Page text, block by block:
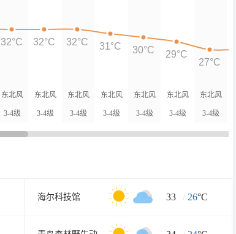
东北风
3-4级
东北风
3-4级
东北风
3-4级
东北风
3-4级
东北风
3-4级
东北风
3-4级
东北风
3-4级
32°C 32°C 32°C 31°C 30°C 29°C
27°C
海尔科技馆 33 / 26°C